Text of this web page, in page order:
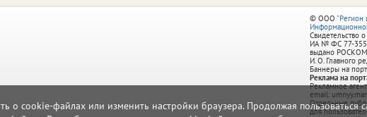
о cookie-файлах или изменить настройки браузера. Продолжая пользоваться
© ООО "Регион
Свидетельство
ИА № ФС
выдано
И. О. Главного
Баннеры на
Реклама на
Рекламное
email:
Отдельные
для